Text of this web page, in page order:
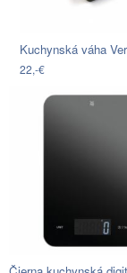
22,-€